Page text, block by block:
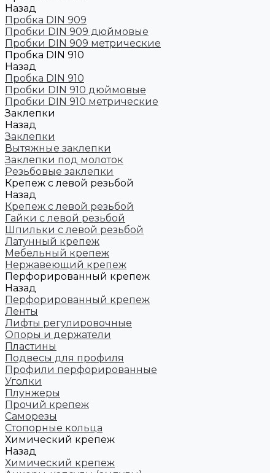
Назад
Пробка DIN 909
Пробки DIN 909 дюймовые
Пробки DIN 909 метрические
Пробка DIN 910
Назад
Пробка DIN 910
Пробки DIN 910 дюймовые
Пробки DIN 910 метрические
Заклепки
Назад
Заклепки
Вытяжные заклепки
Заклепки под молоток
Резьбовые заклепки
Крепеж с левой резьбой
Назад
Крепеж с левой резьбой
Гайки с левой резьбой
Шпильки с левой резьбой
Латунный крепеж
Мебельный крепеж
Нержавеющий крепеж
Перфорированный крепеж
Назад
Перфорированный крепеж
Ленты
Лифты регулировочные
Опоры и держатели
Пластины
Подвесы для профиля
Профили перфорированные
Уголки
Плунжеры
Прочий крепеж
Саморезы
Стопорные кольца
Химический крепеж
Назад
Химический крепеж